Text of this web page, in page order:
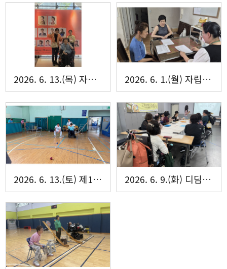
2026. 6. 13.(목) 자립생활주택 로그인·해내리홈 문화체험 2026. 6. 1.(월) 자립생활주택 로그인·해내리홈 입주자 회의
2026. 6. 13.(토) 제10회 부산보치아 클럽 리그전 2026. 6. 9.(화) 디딤돌배움터 13회기 '과일산도 만들기 활동' 진행